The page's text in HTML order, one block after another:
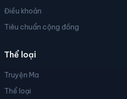
Điều khoản
Tiêu chuẩn cộng đồng
Thể loại
Truyện Ma
Thể loại